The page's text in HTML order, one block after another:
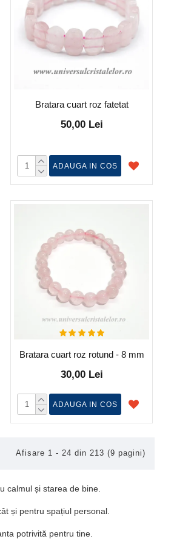
calmul și starea de bine.
și pentru spațiul personal.
potrivită pentru tine.
Bratara cuart roz fatetat
50,00 Lei
ADAUGA IN COS
Bratara cuart roz rotund - 8 mm
30,00 Lei
ADAUGA IN COS
Afisare 1 - 24 din 213 (9 pagini)